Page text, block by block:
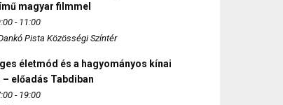
magyar filmmel
- 11:00
Pista Közösségi Színtér
életmód és a hagyományos kínai
előadás Tabdiban
- 19:00